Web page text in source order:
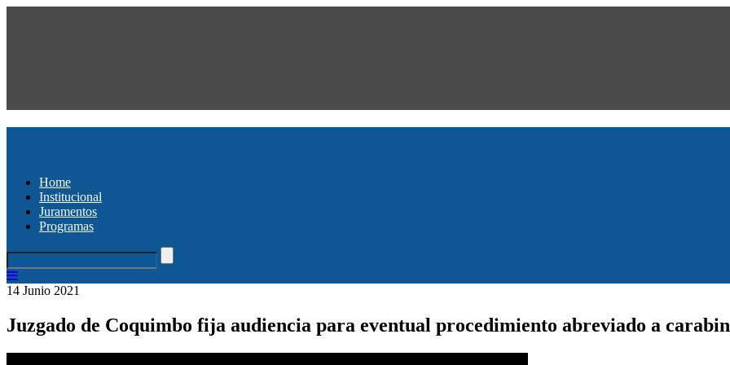
Home
Institucional
Juramentos
Programas
14 Junio 2021
Juzgado de Coquimbo fija audiencia para eventual procedimiento abreviado a